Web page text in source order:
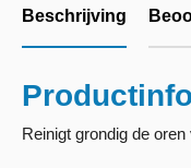
Beschrijving
Reinigt grondig de